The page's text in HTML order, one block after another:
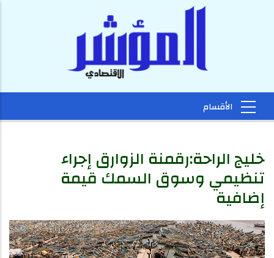
خليج الراحة:رقمنة الزوارق إجراء
تنظيمي وسوق السمك قيمة
إضافية